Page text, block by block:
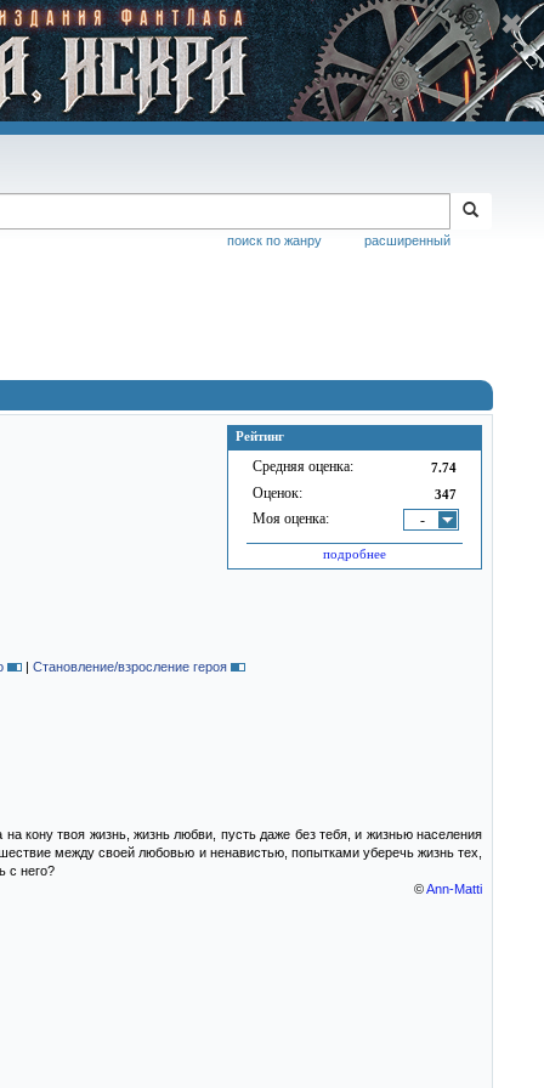
расширенный
поиск по жанру
Рейтинг
Средняя оценка: 7.74
Оценок: 347
Моя оценка: -
подробнее
| Становление/взросление героя
кону твоя жизнь, жизнь любви, пусть даже без тебя, и жизнью населения
между своей любовью и ненавистью, попытками уберечь жизнь тех,
с него?
©Ann-Matti